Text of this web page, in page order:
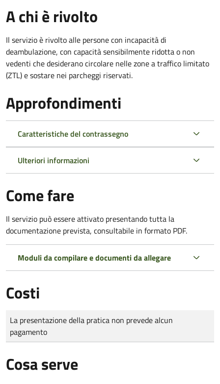
A chi è rivolto
Il servizio è rivolto alle persone con incapacità di
deambulazione, con capacità sensibilmente ridotta o non
vedenti che desiderano circolare nelle zone a traffico limitato
(ZTL) e sostare nei parcheggi riservati.
Approfondimenti
Caratteristiche del contrassegno
Ulteriori informazioni
Come fare
Il servizio può essere attivato presentando tutta la
documentazione prevista, consultabile in formato PDF.
Moduli da compilare e documenti da allegare
Costi
Tipo di pagamento
Importo
La presentazione della pratica non prevede alcun
pagamento
Cosa serve